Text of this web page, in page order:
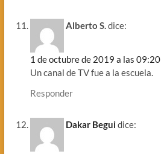
Alberto S.dice:
1 de octubre de 2019 a las 09:20
Un canal de TV fue a la escuela.
Responder
Dakar Beguidice: